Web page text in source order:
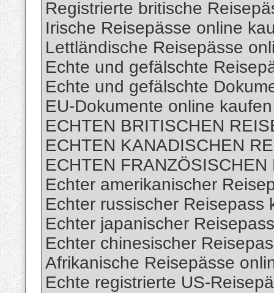
Registrierte britische
Irische Reisepässe online
Lettländische Reisepässe
Echte und gefälschte
Echte und gefälschte
EU-Dokumente online kaufen
ECHTEN BRITISCHEN
ECHTEN KANADISCHEN
ECHTEN
Echter amerikanischer
Echter russischer Reisepass
Echter japanischer
Echter chinesischer
Afrikanische Reisepässe
Echte registrierte US-